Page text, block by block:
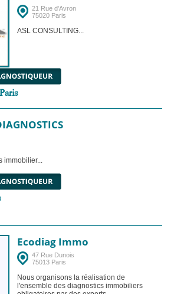
21 Rue d'Avron
75020 Paris
ASL CONSULTING...
immobilier...
Ecodiag Immo
47 Rue Dunois
75013 Paris
Nous organisons la réalisation de
l'ensemble des diagnostics immobiliers